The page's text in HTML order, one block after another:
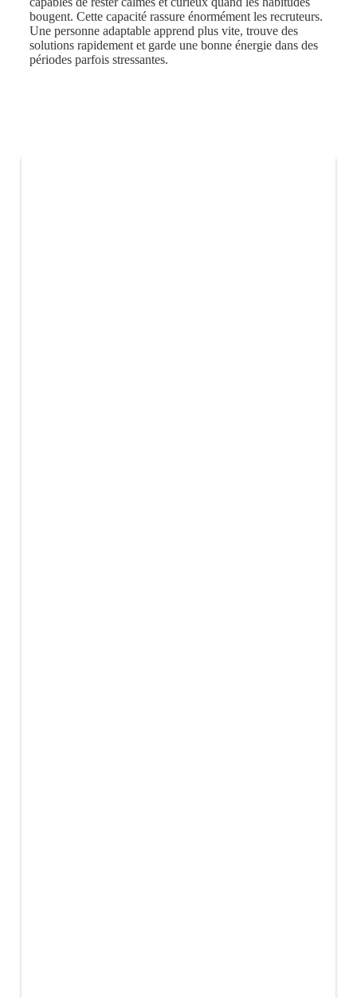
bougent. Cette capacité rassure énormément les recruteurs.
Une personne adaptable apprend plus vite, trouve des
solutions rapidement et garde une bonne énergie dans des
périodes parfois stressantes.